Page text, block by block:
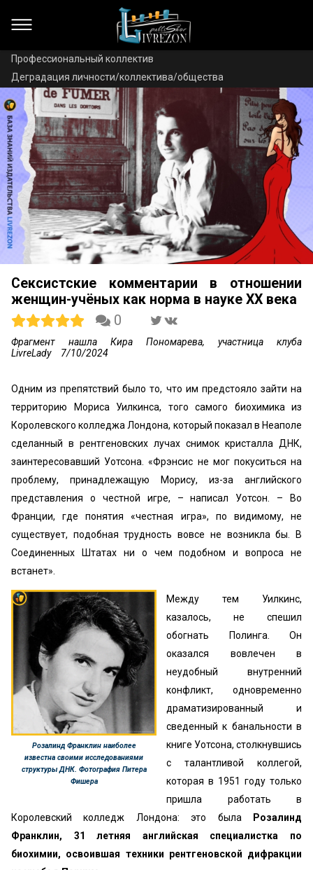
Профессиональный коллектив
Деградация личности/коллектива/общества
Сексистские комментарии в отношении
женщин-учёных как норма в науке XX века
0
Фрагмент нашла Кира Пономарева, участница клуба
LivreLady
7/10/2024
Одним из препятствий было то, что им предстояло зайти на
территорию Мориса Уилкинса, того самого биохимика из
Королевского колледжа Лондона, который показал в Неаполе
сделанный в рентгеновских лучах снимок кристалла ДНК,
заинтересовавший Уотсона. «‎Фрэнсис не мог покуситься на
проблему, принадлежащую Морису, из-за английского
представления о честной игре, – написал Уотсон. – Во
Франции, где понятия «честная игра», по видимому, не
существует, подобная трудность вовсе не возникла бы. В
Соединенных Штатах ни о чем подобном и вопроса не
встанет».
Розалинд Франклин наиболее
известна своими исследованиями
структуры ДНК. Фотография Питера
Фишера
Между тем Уилкинс,
казалось, не спешил
обогнать Полинга. Он
оказался вовлечен в
неудобный внутренний
конфликт, одновременно
драматизированный и
сведенный к банальности в
книге Уотсона, столкнувшись
с талантливой коллегой,
которая в 1951 году только
пришла работать в
Королевский колледж Лондона: это была
Розалинд
Франклин, 31 летняя английская специалистка по
биохимии, освоившая техники рентгеновской дифракции